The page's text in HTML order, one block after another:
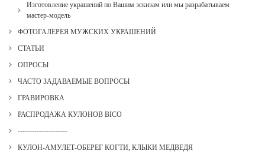
Изготовление украшений по Вашим эскизам или мы разрабатываем
мастер-модель
ФОТОГАЛЕРЕЯ МУЖСКИХ УКРАШЕНИЙ
СТАТЬИ
ОПРОСЫ
ЧАСТО ЗАДАВАЕМЫЕ ВОПРОСЫ
ГРАВИРОВКА
РАСПРОДАЖА КУЛОНОВ BICO
---------------------
КУЛОН-АМУЛЕТ-ОБЕРЕГ КОГТИ, КЛЫКИ МЕДВЕДЯ